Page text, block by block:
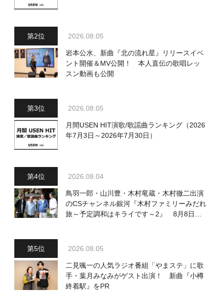
2026.08.05
岩本公水、新曲『北の流れ星』リリースイベ
ント開催＆MV公開！ 本人直伝の歌唱レッ
スン動画も公開
2026.08.05
月間USEN HIT演歌/歌謡曲ランキング（2026
年7月3日～2026年7月30日）
2026.08.04
鳥羽一郎・山川豊・木村竜蔵・木村徹二出演
のCSチャンネル銀河『木村ファミリーみだれ
旅～予定調和はキライです～2』 8月8日
2026.08.05
二見颯一の人気ラジオ番組「やまステ」に歌
手・葉月みなみがゲスト出演！ 新曲『小樽
終着駅』をPR